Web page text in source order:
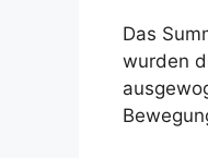
Das
wurden